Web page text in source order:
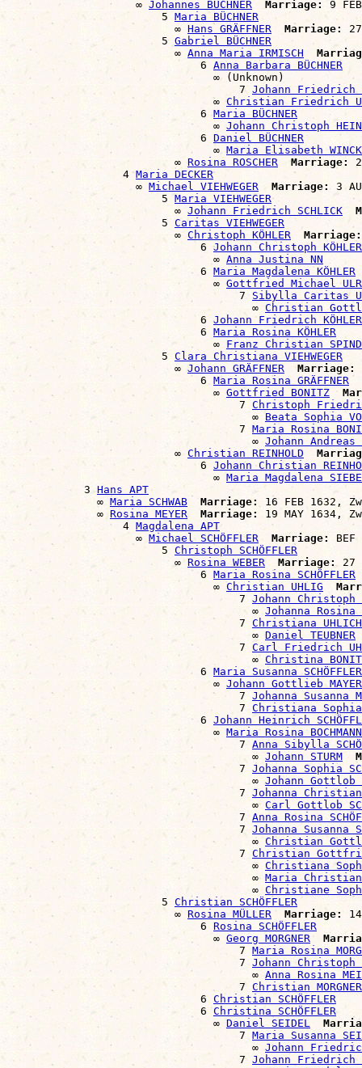
                    ∞
Johannes BÜCHNER Marriage:
9
                        5
Maria BÜCHNER
                          ∞
Hans GRÄFFNER Marriage:
                        5
Gabriel BÜCHNER
                          ∞
Anna Maria IRMISCH
                              6
Anna Barbara BÜCHNER
                                ∞ (Unknown)
                                    7
Johann Friedrich
                                ∞
Christian Friedrich
                              6
Maria BÜCHNER
                                ∞
Johann Christoph
                              6
Daniel BÜCHNER
                                ∞
Maria Elisabeth
                          ∞
Rosina ROSCHER Marriage:
                  4
Maria DECKER
                    ∞
Michael VIEHWEGER Marriage: 3
                        5
Maria VIEHWEGER
                          ∞
Johann Friedrich SCHLICK
                        5
Caritas VIEHWEGER
                          ∞
Christoph KÖHLER
Marriage:
                              6
Johann Christoph KÖHLER
                                ∞
Anna Justina NN
                              6
Maria Magdalena KÖHLER
                                ∞
Gottfried Michael
                                    7
Sibylla Caritas
                                      ∞
Christian
                              6
Johann Friedrich KÖHLER
                              6
Maria Rosina KÖHLER
                                ∞
Franz Christian
                        5
Clara Christiana VIEHWEGER
                          ∞
Johann GRÄFFNER Marriage:
                              6
Maria Rosina GRÄFFNER
                                ∞
Gottfried BONITZ
                                    7
Christoph
                                      ∞
Beata Sophia
                                    7
Maria Rosina
                                      ∞
Johann Andreas
                          ∞
Christian REINHOLD
                              6
Johann Christian
                                ∞
Maria Magdalena
            3
Hans APT
              ∞
Maria SCHWAB Marriage:
16 FEB 1632,
              ∞
Rosina MEYER Marriage:
19 MAY 1634,
                  4
Magdalena APT
                    ∞
Michael SCHÖFFLER Marriage:
BEF
                        5
Christoph SCHÖFFLER
                          ∞
Rosina WEBER Marriage:
27
                              6
Maria Rosina SCHÖFFLER
                                ∞
Christian UHLIG
                                    7
Johann Christoph
                                      ∞
Johanna Rosina
                                    7
Christiana UHLICH
                                      ∞
Daniel TEUBNER
                                    7
Carl Friedrich
                                      ∞
Christina
                              6
Maria Susanna SCHÖFFLER
                                ∞
Johann Gottlieb MAYER
                                    7
Johanna Susanna
                                    7
Christiana Sophia
                              6
Johann Heinrich
                                ∞
Maria Rosina BOCHMANN
                                    7
Anna Sibylla
                                      ∞
Johann STURM
                                    7
Johanna Sophia
                                      ∞
Johann Gottlob
                                    7
Johanna Christiana
                                      ∞
Carl Gottlob
                                    7
Anna Rosina
                                    7
Johanna Susanna
                                      ∞
Christian Gottlob
                                    7
Christian Gottfried
                                      ∞
Christiana
                                      ∞
Maria
                                      ∞
Christiane
                        5
Christian SCHÖFFLER
                          ∞
Rosina MÜLLER Marriage:
                              6
Rosina SCHÖFFLER
                                ∞
Georg MORGNER
                                    7
Maria Rosina
                                    7
Johann Christoph
                                      ∞
Anna Rosina
                                    7
Christian MORGNER
                              6
Christian SCHÖFFLER
                              6
Christina SCHÖFFLER
                                ∞
Daniel SEIDEL
                                    7
Maria Susanna
                                      ∞
Johann
                                    7
Johann Friedrich